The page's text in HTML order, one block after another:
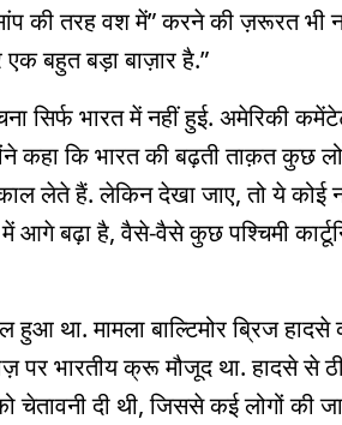
की तरह वश में” करने की ज़रूरत भी
बहुत बड़ा बाज़ार है.”
सिर्फ भारत में नहीं हुई. अमेरिकी
कहा कि भारत की बढ़ती ताक़त कुछ
लेते हैं. लेकिन देखा जाए, तो ये कोई
आगे बढ़ा है, वैसे-वैसे कुछ पश्चिमी
हुआ था. मामला बाल्टिमोर ब्रिज
भारतीय क्रू मौजूद था. हादसे से
चेतावनी दी थी, जिससे कई लोगों की